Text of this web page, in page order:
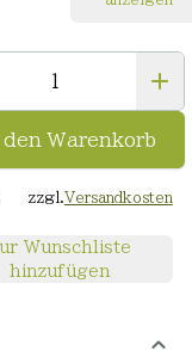
Warenkorb
zzgl. Versandkosten
Wunschliste
hinzufügen